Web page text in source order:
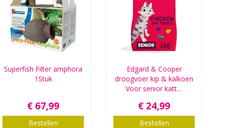
Superfish Filter amphora
1Stuk
€ 67,99
Bestellen
Edgard & Cooper
droogvoer kip & kalkoen
Voor senior katt…
€ 24,99
Bestellen